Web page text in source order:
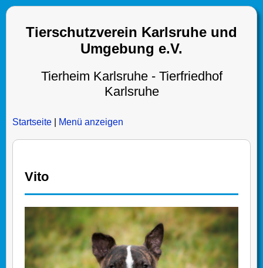
Tierschutzverein Karlsruhe und
Umgebung e.V.
Tierheim Karlsruhe - Tierfriedhof
Karlsruhe
Startseite Menü anzeigen
Vito